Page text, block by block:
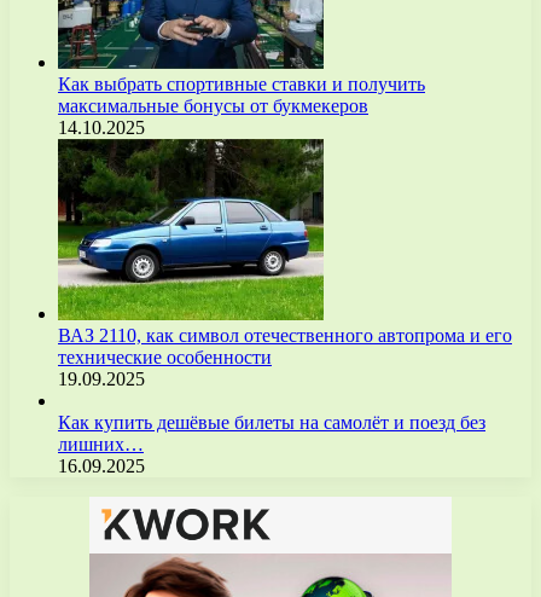
Как выбрать спортивные ставки и получить
максимальные бонусы от букмекеров
14.10.2025
ВАЗ 2110, как символ отечественного автопрома и его
технические особенности
19.09.2025
Как купить дешёвые билеты на самолёт и поезд без
лишних…
16.09.2025